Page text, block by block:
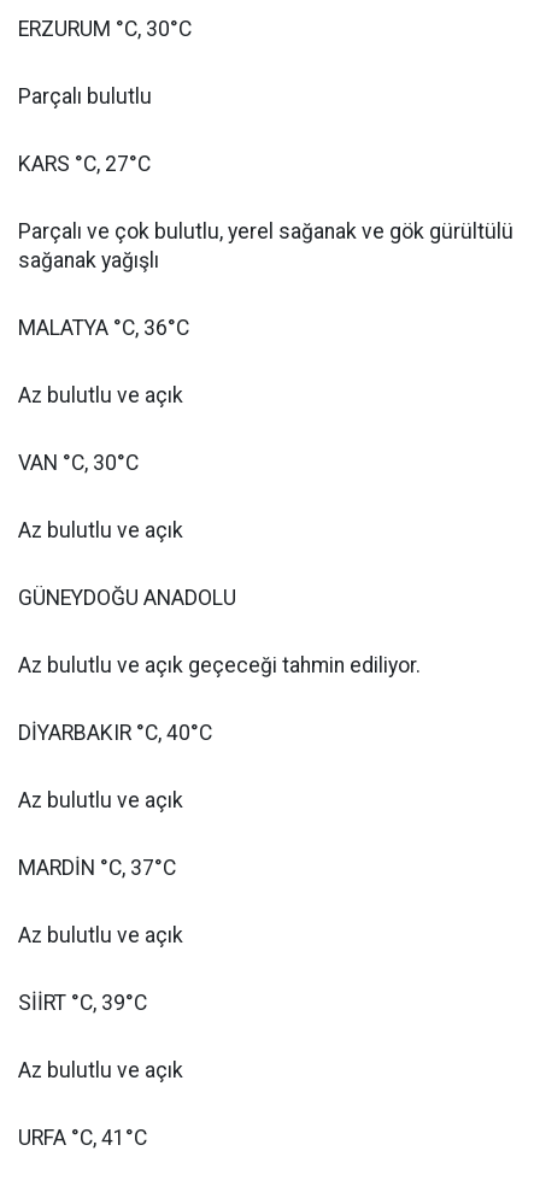
ERZURUM °C, 30°C
Parçalı bulutlu
KARS °C, 27°C
Parçalı ve çok bulutlu, yerel sağanak ve gök gürültülü
sağanak yağışlı
MALATYA °C, 36°C
Az bulutlu ve açık
VAN °C, 30°C
Az bulutlu ve açık
GÜNEYDOĞU ANADOLU
Az bulutlu ve açık geçeceği tahmin ediliyor.
DİYARBAKIR °C, 40°C
Az bulutlu ve açık
MARDİN °C, 37°C
Az bulutlu ve açık
SİİRT °C, 39°C
Az bulutlu ve açık
URFA °C, 41°C